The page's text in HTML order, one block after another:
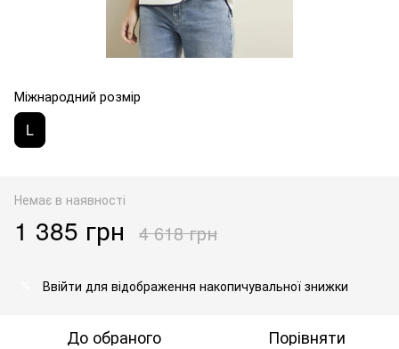
Міжнародний розмір
L
Немає в наявності
1 385 грн 4 618 грн
Ввійти для відображення накопичувальної знижки
До обраного Порівняти